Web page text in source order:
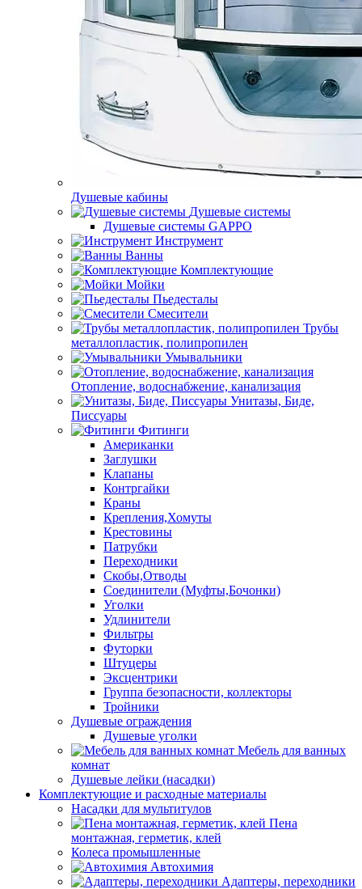
Душевые кабины
Душевые системы
Душевые системы GAPPO
Инструмент
Ванны
Комплектующие
Мойки
Пьедесталы
Смесители
Трубы
металлопластик, полипропилен
Умывальники
Отопление, водоснабжение, канализация
Унитазы, Биде,
Писсуары
Фитинги
Американки
Заглушки
Клапаны
Контргайки
Краны
Крепления,Хомуты
Крестовины
Патрубки
Переходники
Скобы,Отводы
Соединители (Муфты,Бочонки)
Уголки
Удлинители
Фильтры
Футорки
Штуцеры
Эксцентрики
Группа безопасности, коллекторы
Тройники
Душевые ограждения
Душевые уголки
Мебель для ванных
комнат
Душевые лейки (насадки)
Комплектующие и расходные материалы
Насадки для мультитулов
Пена
монтажная, герметик, клей
Колеса промышленные
Автохимия
Адаптеры, переходники